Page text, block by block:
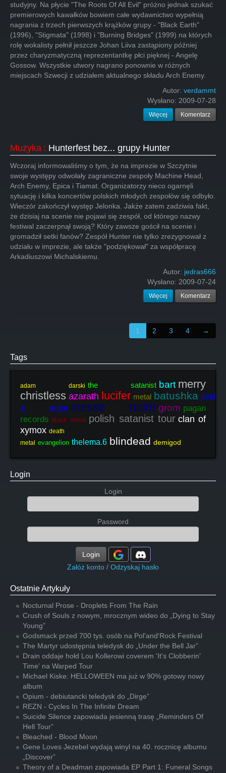
studyjny. Na płycie "The Roots Of All Evil" próżno jednak szukać
premierowych kawałków bowiem całe wydawnictwo wypełnią
nagrania z trzech pierwszych krążków grupy - "Black Earth"
(1996), "Stigmata" (1998) i "Burning Bridges" (1999) na których
rolę wokalisty pełnił jeszcze Johan Liiva zastąpiony później
przez charyzmatyczną reprezentantkę płci pięknej - Angelę
Gossow. Wszystkie utwory nagrano ponownie w różnych
miejscach Szwecji z udziałem aktualnego składu Arch Enemy.
Autor: verdammt
Wysłano: 2009-07-28
Więcej Komentarz
Muzyka : Hunterfest bez... grupy Hunter
Wczoraj informowaliśmy o tym, że na imprezie w Szczytnie
swoje występy odwołały zagraniczne zespoły Machine Head,
Arch Enemy, Epica i Tiamat. Organizatorzy nieco ogarnęli
sytuację i kilka koncertów polskich młodych zespołów się odbyło.
Wieczór zakończył występ Jelonka. Jakże zatem zadziwia fakt,
że dzisiaj na scenie nie pojawi się zespół, od którego nazwy
festiwal zaczerpnął swoją? Który zawsze gościł na scenie i
gromadził setki fanów? Zespół Hunter nie tylko zrezygnował z
udziału w imprezie, ale także "podziękował" za współpracę
Arkadiuszowi Michalskiemu.
Autor: jedras666
Wysłano: 2009-07-24
Więcej Komentarz
1 2 3 4 →
Tags
adam darski the satanist bart merry
christless azarath lucifer metal batushka zeal
& ardor messe noire grom pagan
records black metal polish satanist tour clan of
xymox death
metal evangelion thelema.6 blindead demigod
Login
Login
Password
Login
Załóż konto / Odzyskaj hasło
Ostatnie Artykuły
Nocturnal Prose - Droplets From The Rain
Crush of Souls z nowym, mrocznym wideo do „Dying to Stay
Young”
Godsmack przed 700 tys. osób na Pol'and'Rock Festival
The Martyr udostępnia teledysk do „Under the Bell Jar”
Drain oddaje hołd Lou Kollerowi coverem 'It's Clobberin'
Time' na Warped Tour
Michael Kiske: HELLOWEEN ma już w 90% gotowy nowy
album
Opium - debiutancki teledysk do „Dirge”
REZN - Cycles In The Infinite Dream
Suicide Silence zapowiada jesienną trasę „Reminders Of
Hell Tour”
Bleached - Blood Moon
Gene Loves Jezebel wydają winyl na 40. rocznicę albumu
„Discover”
Theory of a Deadman zapowiada EP Part 1: Funeral Songs